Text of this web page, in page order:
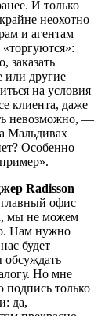
И только
неохотно
и агентам
заказать
или другие
на условия
клиента, даже
невозможно, —
Мальдивах
Особенно
Radisson
офис
мы не можем
Нам нужно
будет
обсуждать
Но мне
подпись только
да,